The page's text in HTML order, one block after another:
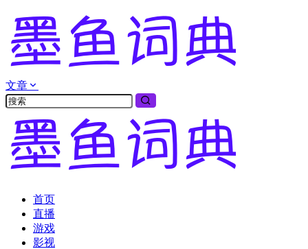
文章
首页
直播
游戏
影视